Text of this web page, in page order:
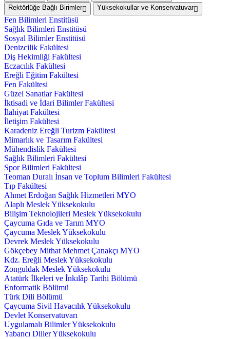
Rektörlüğe Bağlı Birimler
Yüksekokullar ve Konservatuvar
Fen Bilimleri Enstitüsü
Sağlık Bilimleri Enstitüsü
Sosyal Bilimler Enstitüsü
Denizcilik Fakültesi
Diş Hekimliği Fakültesi
Eczacılık Fakültesi
Ereğli Eğitim Fakültesi
Fen Fakültesi
Güzel Sanatlar Fakültesi
İktisadi ve İdari Bilimler Fakültesi
İlahiyat Fakültesi
İletişim Fakültesi
Karadeniz Ereğli Turizm Fakültesi
Mimarlık ve Tasarım Fakültesi
Mühendislik Fakültesi
Sağlık Bilimleri Fakültesi
Spor Bilimleri Fakültesi
Teoman Duralı İnsan ve Toplum Bilimleri Fakültesi
Tıp Fakültesi
Ahmet Erdoğan Sağlık Hizmetleri MYO
Alaplı Meslek Yüksekokulu
Bilişim Teknolojileri Meslek Yüksekokulu
Çaycuma Gıda ve Tarım MYO
Çaycuma Meslek Yüksekokulu
Devrek Meslek Yüksekokulu
Gökçebey Mithat Mehmet Çanakçı MYO
Kdz. Ereğli Meslek Yüksekokulu
Zonguldak Meslek Yüksekokulu
Atatürk İlkeleri ve İnkılâp Tarihi Bölümü
Enformatik Bölümü
Türk Dili Bölümü
Çaycuma Sivil Havacılık Yüksekokulu
Devlet Konservatuvarı
Uygulamalı Bilimler Yüksekokulu
Yabancı Diller Yüksekokulu